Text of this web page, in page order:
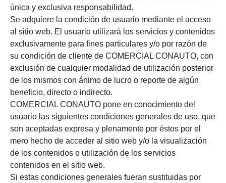
única y exclusiva responsabilidad.
Se adquiere la condición de usuario mediante el acceso
al sitio web. El usuario utilizará los servicios y contenidos
exclusivamente para fines particulares y/o por razón de
su condición de cliente de COMERCIAL CONAUTO, con
exclusión de cualquier modalidad de utilización posterior
de los mismos con ánimo de lucro o reporte de algún
beneficio, directo o indirecto.
COMERCIAL CONAUTO pone en conocimiento del
usuario las siguientes condiciones generales de uso, que
son aceptadas expresa y plenamente por éstos por el
mero hecho de acceder al sitio web y/o la visualización
de los contenidos o utilización de los servicios
contenidos en el sitio web.
Si estas condiciones generales fueran sustituidas por